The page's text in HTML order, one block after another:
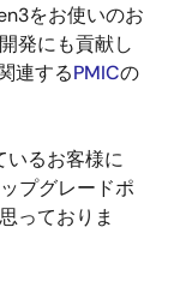
をお使いのお
発にも貢献し
連するPMICの
いるお客様に
プグレードポ
っておりま